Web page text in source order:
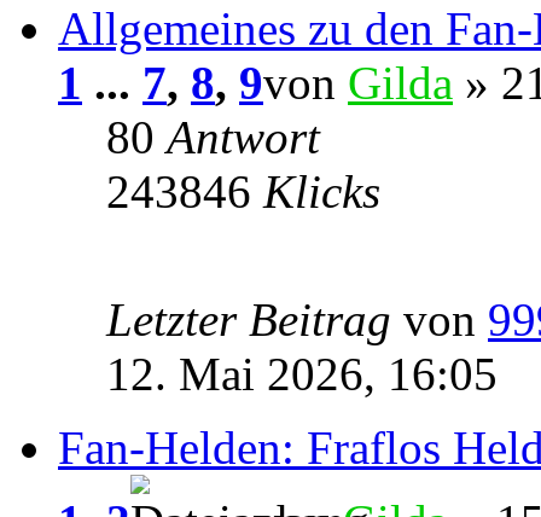
Allgemeines zu den
1 ... 7, 8, 9von Gilda »
80Antwort
243846 Klicks
Letzter Beitrag von
12. Mai 2026, 16:05
Fan-Helden: Fraflos